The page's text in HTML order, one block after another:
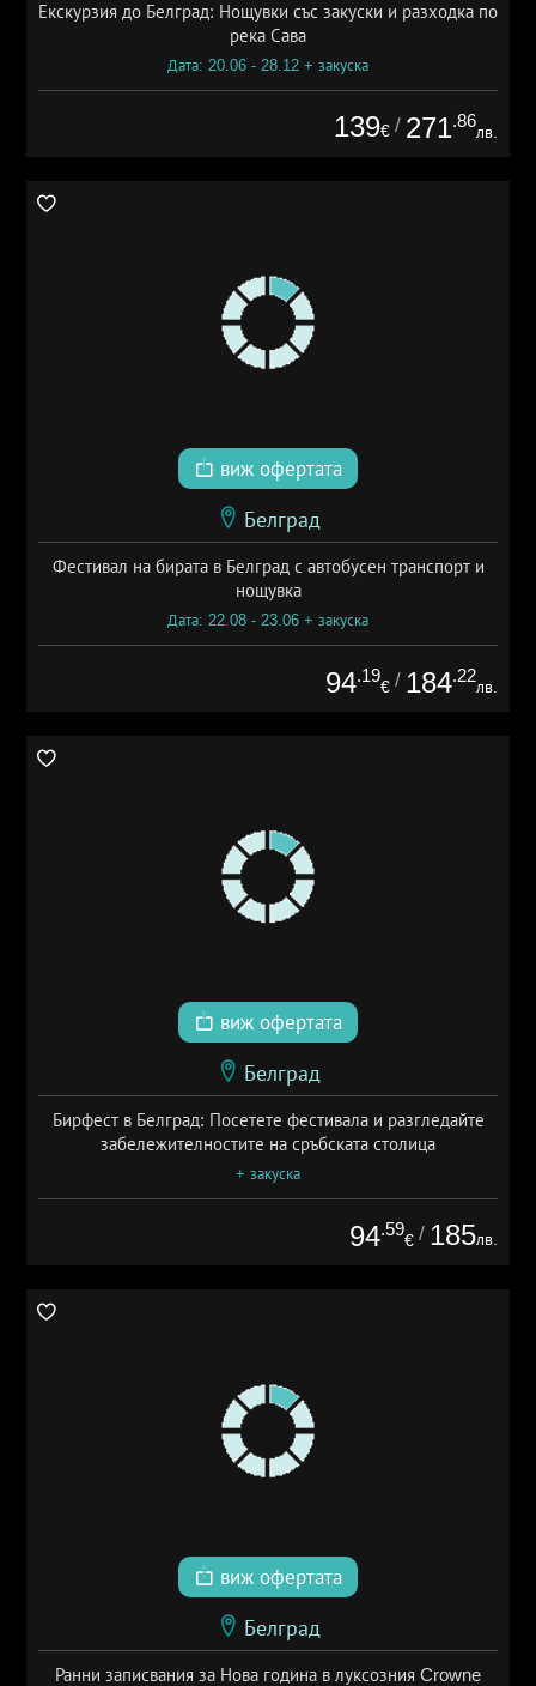
Екскурзия до Белград: Нощувки със закуски и разходка по
река Сава
Дата: 20.06 - 28.12 + закуска
139€ / 271.86
лв.
виж офертата
Белград
Фестивал на бирата в Белград с автобусен транспорт и
нощувка
Дата: 22.08 - 23.06 + закуска
94.19
€ / 184.22
лв.
виж офертата
Белград
Бирфест в Белград: Посетете фестивала и разгледайте
забележителностите на сръбската столица
+ закуска
94.59
€ / 185лв.
виж офертата
Белград
Ранни записвания за Нова година в луксозния Crowne